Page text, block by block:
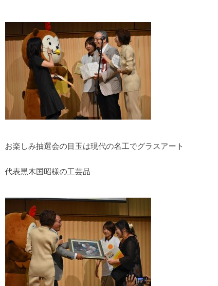
お楽しみ抽選会の目玉は現代の名工でグラスアート
代表黒木国昭様の工芸品